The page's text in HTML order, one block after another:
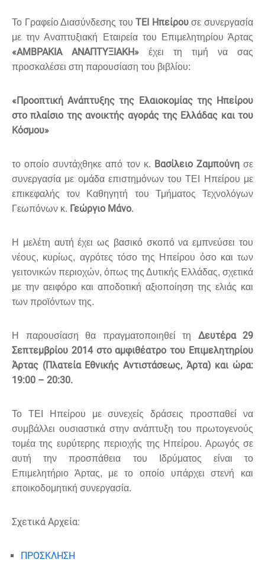
Το Γραφείο Διασύνδεσης τουΤΕΙ Ηπείρουσε συνεργασία
με την Αναπτυξιακή Εταιρεία του Επιμελητηρίου Άρτας
«ΑΜΒΡΑΚΙΑ ΑΝΑΠΤΥΞΙΑΚΗ» έχει τη τιμή να σας
προσκαλέσει στη παρουσίαση του βιβλίου:
«Προοπτική Ανάπτυξης της Ελαιοκομίας της Ηπείρου
στο πλαίσιο της ανοικτής αγοράς της Ελλάδας και του
Κόσμου»
το οποίο συντάχθηκε από τον κ. Βασίλειο Ζαμπούνησε
συνεργασία με ομάδα επιστημόνων του ΤΕΙ Ηπείρου με
επικεφαλής τον Καθηγητή του Τμήματος Τεχνολόγων
Γεωπόνων κ. Γεώργιο Μάνο.
Η μελέτη αυτή έχει ως βασικό σκοπό να εμπνεύσει του
νέους, κυρίως, αγρότες τόσο της Ηπείρου όσο και των
γειτονικών περιοχών, όπως της Δυτικής Ελλάδας, σχετικά
με την αειφόρο και αποδοτική αξιοποίηση της ελιάς και
των προϊόντων της.
Η παρουσίαση θα πραγματοποιηθεί τη Δευτέρα 29
Σεπτεμβρίου 2014 στο αμφιθέατρο του Επιμελητηρίου
Άρτας (Πλατεία Εθνικής Αντιστάσεως, Άρτα) και ώρα:
19:00 – 20:30.
Το ΤΕΙ Ηπείρου με συνεχείς δράσεις προσπαθεί να
συμβάλλει ουσιαστικά στην ανάπτυξη του πρωτογενούς
τομέα της ευρύτερης περιοχής της Ηπείρου. Αρωγός σε
αυτή την προσπάθεια του Ιδρύματος είναι το
Επιμελητήριο Άρτας, με το οποίο υπάρχει στενή και
εποικοδομητική συνεργασία.
Σχετικά Αρχεία:
ΠΡΟΣΚΛΗΣΗ